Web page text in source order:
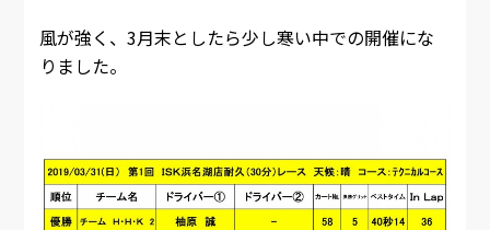
風が強く、3月末としたら少し寒い中での開催にな
りました。